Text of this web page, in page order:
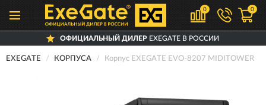
0 0
ОФИЦИАЛЬНЫЙ ДИЛЕРEXEGATE В РОССИИ
EXEGATE КОРПУСА Корпус EXEGATE EVO-8207 MIDITOWER